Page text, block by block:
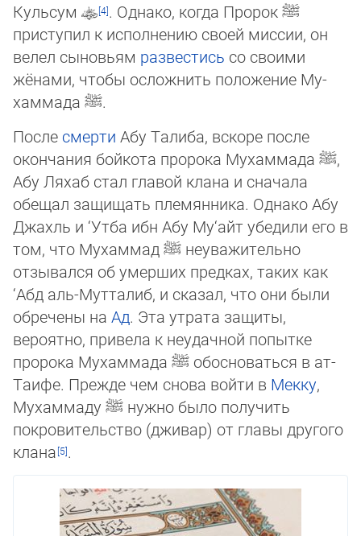
Кульсум . Однако, когда Пророкﷺ
приступил к исполнению своей миссии, он
ве­лел сы­но­вьям развестись со своими
жёнами, чтобы осложнить положение Му­
хам­ма­да ﷺ.
После смерти Абу Талиба, вскоре после
окончания бойкота пророка Мухаммада ﷺ,
Абу Ляхаб стал главой клана и сначала
обещал защищать племянника. Однако Абу
Джахль и ‘Утба ибн Абу Му‘айт убедили его в
том, что Мухаммад ﷺ неуважительно
отзывался об умерших предках, таких как
‘Абд аль-Мутталиб, и сказал, что они были
обречены на Ад. Эта утрата защиты,
вероятно, привела к неудачной попытке
пророка Мухаммада ﷺ обосноваться в ат-
Таифе. Прежде чем снова войти в Мекку,
Му­хам­ма­ду ﷺ нужно было получить
покровительство (дживар) от главы другого
кла­на
.